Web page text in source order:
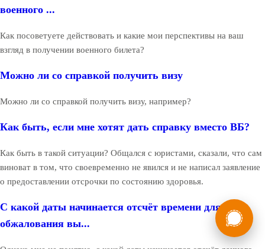
военного ...
Как посоветуете действовать и какие мои перспективы на ваш
взгляд в получении военного билета?
Можно ли со справкой получить визу
Можно ли со справкой получить визу, например?
Как быть, если мне хотят дать справку вместо ВБ?
Как быть в такой ситуации? Общался с юристами, сказали, что сам
виноват в том, что своевременно не явился и не написал заявление
о предоставлении отсрочки по состоянию здоровья.
С какой даты начинается отсчёт времени для
обжалования вы...
Мы в России
Бесплатная